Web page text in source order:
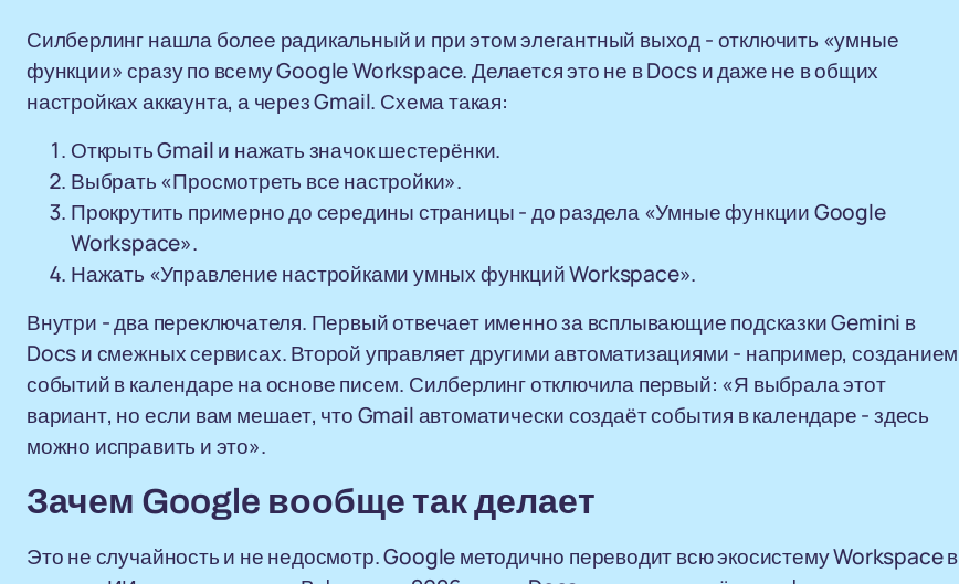
Силберлинг нашла более радикальный и при этом элегантный выход - отключить «умные
функции» сразу по всему Google Workspace. Делается это не в Docs и даже не в общих
настройках аккаунта, а через Gmail. Схема такая:
Открыть Gmail и нажать значок шестерёнки.
Выбрать «Просмотреть все настройки».
Прокрутить примерно до середины страницы - до раздела «Умные функции Google
Workspace».
Нажать «Управление настройками умных функций Workspace».
Внутри - два переключателя. Первый отвечает именно за всплывающие подсказки Gemini в
Docs и смежных сервисах. Второй управляет другими автоматизациями - например, созданием
событий в календаре на основе писем. Силберлинг отключила первый: «Я выбрала этот
вариант, но если вам мешает, что Gmail автоматически создаёт события в календаре - здесь
можно исправить и это».
Зачем Google вообще так делает
Это не случайность и не недосмотр. Google методично переводит всю экосистему Workspace в